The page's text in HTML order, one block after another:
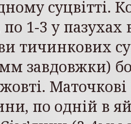
суцвітті.
1-3 у пазухах
тичинкових
завдовжки)
по одній в